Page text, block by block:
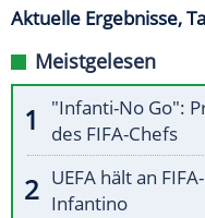
Aktuelle Ergebnisse,
Meistgelesen
"Infanti-No Go":
des FIFA-Chefs
UEFA hält an
Infantino